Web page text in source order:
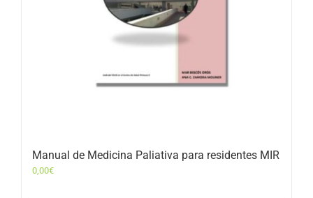
Manual de Medicina Paliativa para residentes MIR
0,00€